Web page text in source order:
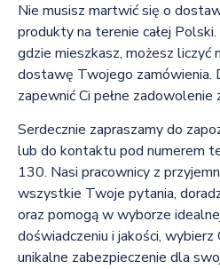
Nie musisz martwić się o
produkty na terenie całej
gdzie mieszkasz, możesz liczyć
dostawę Twojego zamówienia.
zapewnić Ci pełne zadowolenie
Serdecznie zapraszamy do
lub do kontaktu pod numerem
130. Nasi pracownicy z
wszystkie Twoje pytania,
oraz pomogą w wyborze
doświadczeniu i jakości,
unikalne zabezpieczenie dla